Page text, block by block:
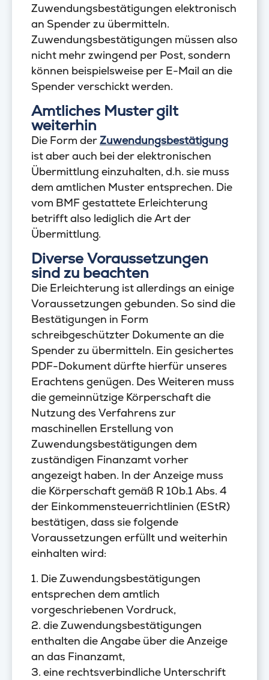
Zuwendungsbestätigungen elektronisch
an Spender zu übermitteln.
Zuwendungsbestätigungen müssen also
nicht mehr zwingend per Post, sondern
können beispielsweise per E-Mail an die
Spender verschickt werden.
Amtliches Muster gilt
weiterhin
Die Form derZuwendungsbestätigung
ist aber auch bei der elektronischen
Übermittlung einzuhalten, d.h. sie muss
dem amtlichen Muster entsprechen. Die
vom BMF gestattete Erleichterung
betrifft also lediglich die Art der
Übermittlung.
Diverse Voraussetzungen
sind zu beachten
Die Erleichterung ist allerdings an einige
Voraussetzungen gebunden. So sind die
Bestätigungen in Form
schreibgeschützter Dokumente an die
Spender zu übermitteln. Ein gesichertes
PDF-Dokument dürfte hierfür unseres
Erachtens genügen. Des Weiteren muss
die gemeinnützige Körperschaft die
Nutzung des Verfahrens zur
maschinellen Erstellung von
Zuwendungsbestätigungen dem
zuständigen Finanzamt vorher
angezeigt haben. In der Anzeige muss
die Körperschaft gemäß R 10b.1 Abs. 4
der Einkommensteuerrichtlinien (EStR)
bestätigen, dass sie folgende
Voraussetzungen erfüllt und weiterhin
einhalten wird:
1. Die Zuwendungsbestätigungen
entsprechen dem amtlich
vorgeschriebenen Vordruck,
2. die Zuwendungsbestätigungen
enthalten die Angabe über die Anzeige
an das Finanzamt,
3. eine rechtsverbindliche Unterschrift